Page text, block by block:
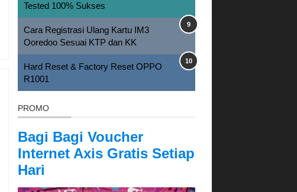
Tested 100% Sukses
Cara Registrasi Ulang Kartu IM3
Ooredoo Sesuai KTP dan KK
Hard Reset & Factory Reset OPPO
R1001
PROMO
Bagi Bagi Voucher
Internet Axis Gratis Setiap
Hari